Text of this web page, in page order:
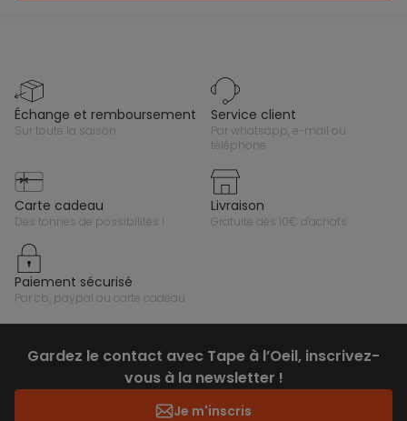
échange et remboursement
sur toute la saison
service client
par whatsapp, e-mail ou
téléphone
carte cadeau
des tonnes de possibilités !
livraison
gratuite dès 10€ d'achats
paiement sécurisé
par cb, paypal ou carte cadeau
Gardez le contact avec Tape à l’Oeil, inscrivez-
vous à la newsletter !
Je m'inscris